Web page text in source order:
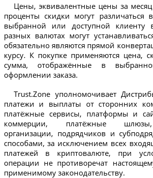
Цены, эквивалентные цены за
проценты скидки могут различаться
выбранной или доступной
разных валютах могут
обязательно являются прямой
курсу. К покупке применяются цена,
сумма, отображённые в
оформлении заказа.
Trust.Zone уполномочивает
платежи и выплаты от сторонних
платёжные сервисы, платформы и
коммерции, платёжные
организации, подрядчиков и
способами, за исключением всех
платежей в криптовалюте, при
операции не противоречат
применимому законодательству.